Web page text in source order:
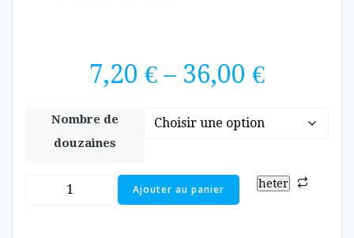
7,20 € – 36,00 €
Nombre de
douzaines
heter
Ajouter au panier